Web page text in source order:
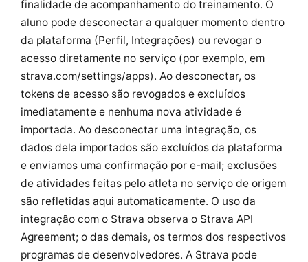
finalidade de acompanhamento do treinamento. O
aluno pode desconectar a qualquer momento dentro
da plataforma (Perfil, Integrações) ou revogar o
acesso diretamente no serviço (por exemplo, em
strava.com/settings/apps). Ao desconectar, os
tokens de acesso são revogados e excluídos
imediatamente e nenhuma nova atividade é
importada. Ao desconectar uma integração, os
dados dela importados são excluídos da plataforma
e enviamos uma confirmação por e-mail; exclusões
de atividades feitas pelo atleta no serviço de origem
são refletidas aqui automaticamente. O uso da
integração com o Strava observa o Strava API
Agreement; o das demais, os termos dos respectivos
programas de desenvolvedores. A Strava pode